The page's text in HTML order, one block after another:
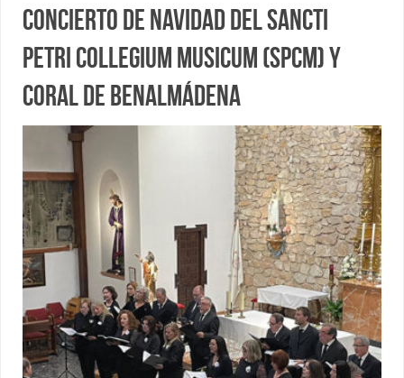
Concierto de Navidad del Sancti
Petri Collegium Musicum (SPCM) y
Coral de Benalmádena